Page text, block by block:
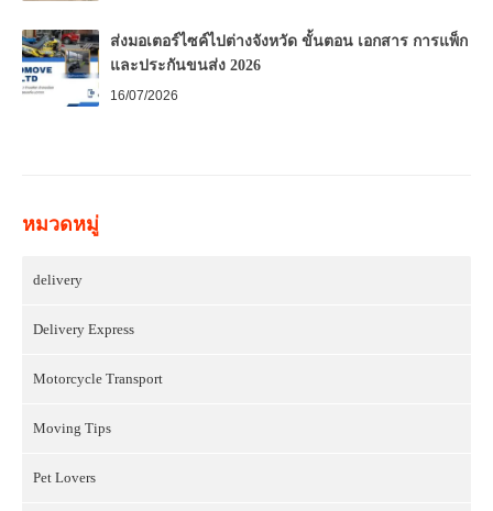
ส่งมอเตอร์ไซค์ไปต่างจังหวัด ขั้นตอน เอกสาร การแพ็ก
และประกันขนส่ง 2026
16/07/2026
หมวดหมู่
delivery
Delivery Express
Motorcycle Transport
Moving Tips
Pet Lovers